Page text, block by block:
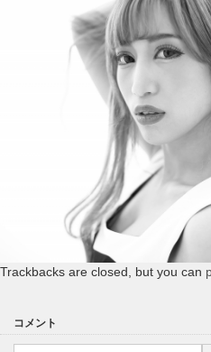
Trackbacks are closed, but you can
コメント